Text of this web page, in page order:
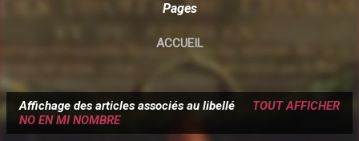
Pages
ACCUEIL
Affichage des articles associés au libellé
NO EN MI NOMBRE
TOUT AFFICHER